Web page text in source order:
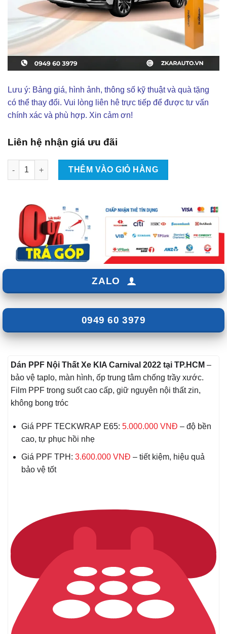
Lưu ý: Bảng giá, hình ảnh, thông số kỹ thuật và quà tặng
có thể thay đổi. Vui lòng liên hê trực tiếp để được tư vấn
chính xác và phù hợp. Xin cảm ơn!
Liên hệ nhận giá ưu đãi
Dán PPF Nội Thất Xe KIA Carnival 2022 số lượng
THÊM VÀO GIỎ HÀNG
ZALO
0949 60 3979
Dán PPF Nội Thất Xe KIA Carnival 2022 tại TP.HCM –
bảo vệ taplo, màn hình, ốp trung tâm chống trầy xước.
Film PPF trong suốt cao cấp, giữ nguyên nội thất zin,
không bong tróc
Giá PPF TECKWRAP E65: 5.000.000 VNĐ – độ bền
cao, tự phục hồi nhẹ
Giá PPF TPH: 3.600.000 VNĐ – tiết kiệm, hiệu quả
bảo vệ tốt